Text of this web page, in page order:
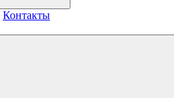
Контакты